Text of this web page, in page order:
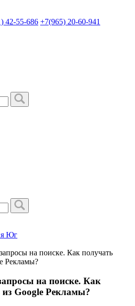
42-55-686 +7(965) 20-60-941
Юг
на поиске. Как получать
Рекламы?
на поиске. Как
из Google Рекламы?